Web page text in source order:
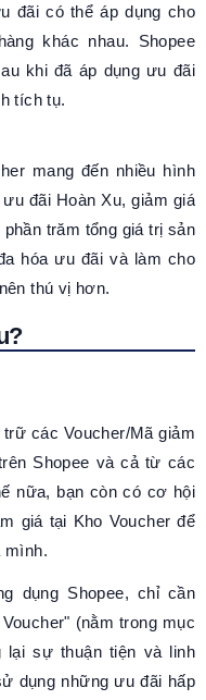
đãi có thể áp dụng cho
khác nhau. Shopee
khi đã áp dụng ưu đãi
tích tụ.
mang đến nhiều hình
đãi Hoàn Xu, giảm giá
trăm tổng giá trị sản
hóa ưu đãi và làm cho
thú vị hơn.
các Voucher/Mã giảm
Shopee và cả từ các
nữa, bạn còn có cơ hội
giá tại Kho Voucher để
mình.
dụng Shopee, chỉ cần
(nằm trong mục
lại sự thuận tiện và linh
dụng những ưu đãi hấp